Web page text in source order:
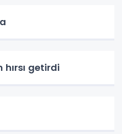
getirdi